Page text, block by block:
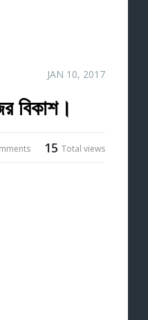
JAN 10, 2017
বিকাশ।
15 Total views